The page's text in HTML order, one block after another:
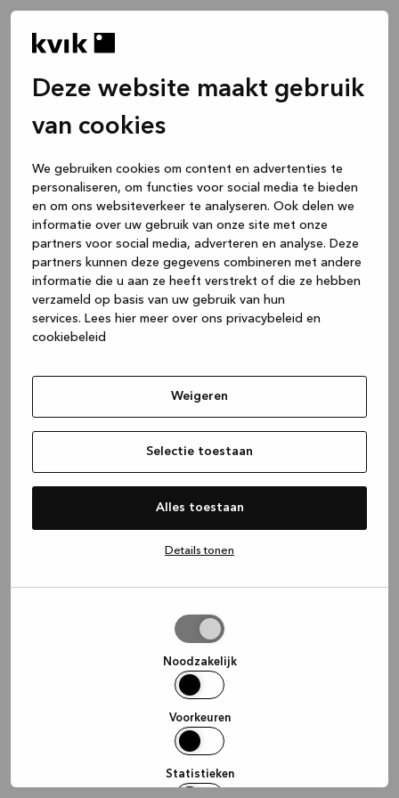
Deze website maakt gebruik
van cookies
We gebruiken cookies om content en advertenties te
personaliseren, om functies voor social media te bieden
en om ons websiteverkeer te analyseren. Ook delen we
informatie over uw gebruik van onze site met onze
partners voor social media, adverteren en analyse. Deze
partners kunnen deze gegevens combineren met andere
informatie die u aan ze heeft verstrekt of die ze hebben
verzameld op basis van uw gebruik van hun
services. Lees hier meer over ons privacybeleid en
cookiebeleid
Weigeren
Selectie toestaan
Alles toestaan
Details tonen
Noodzakelijk
Voorkeuren
Statistieken
(see the browser console for more
information).